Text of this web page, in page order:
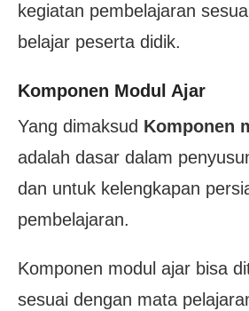
kegiatan pembelajaran
belajar peserta didik.
Komponen Modul Ajar
Yang dimaksud Komponen
adalah dasar dalam
dan untuk kelengkapan
pembelajaran.
Komponen modul ajar bisa
sesuai dengan mata